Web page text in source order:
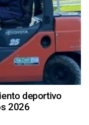
deportivo
2026